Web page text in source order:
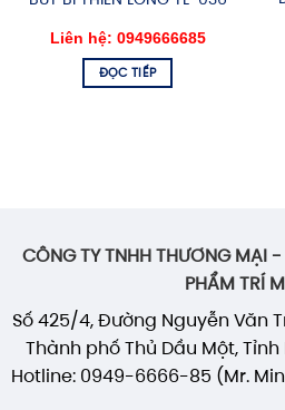
Liên hệ: 0949666685
ĐỌC TIẾP
CÔNG TY TNHH THƯƠNG MẠI
PHẨM TRÍ
Số 425/4, Đường Nguyễn Văn
Thành phố Thủ Dầu Một,
Hotline: 0949-6666-85 (Mr.